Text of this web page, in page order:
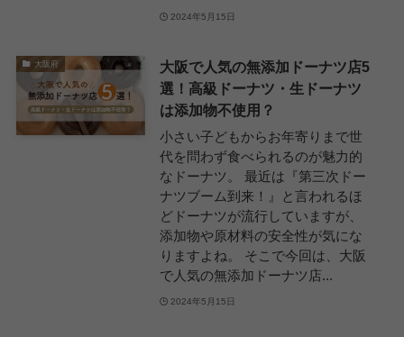
2024年5月15日
大阪府
大阪で人気の無添加ドーナツ店5
選！高級ドーナツ・生ドーナツ
は添加物不使用？
小さい子どもからお年寄りまで世
代を問わず食べられるのが魅力的
なドーナツ。 最近は『第三次ドー
ナツブーム到来！』と言われるほ
どドーナツが流行していますが、
添加物や原材料の安全性が気にな
りますよね。 そこで今回は、大阪
で人気の無添加ドーナツ店...
2024年5月15日